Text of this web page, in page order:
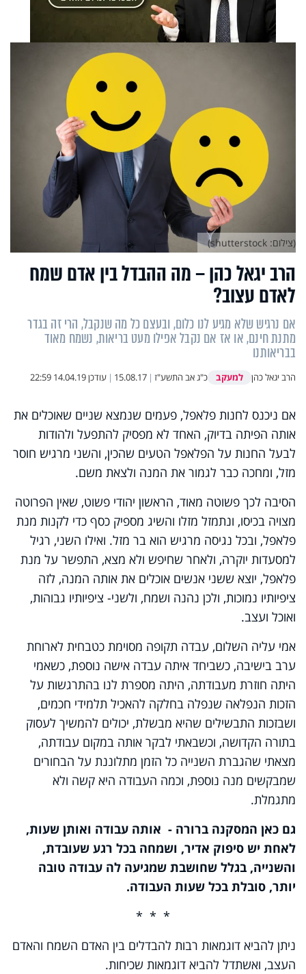
הרב יגאל כהן – מה ההבדל בין אדם שמח
לאדם עצוב?
אם נרגיש שלא מגיע לנו כלום, ובעצם כל מה שנקבל, הרי זה בגדר
מתנת חינם, או אז אם נקבל אפילו מעט בריאות, נשמח מאוד
בבריאותנו
הרב יגאל כהן למעקב כ"ג אב התשע"ז |
15.08.17
| עודכן14.04.19 22:59
(צילום: shutterstock)
אם ניכנס לחנות פלאפל, פעמים שנמצא שניים שאוכלים את
אותה הפיתה בדיוק, האחד לא מפסיק להתפעל ולהודות
לבעל החנות על הפלאפל הטעים שהכין, והשני מרגיש חוסר
מזל, ומחכה כבר לגמור את המנה ולצאת משם.
הסיבה לכך פשוטה מאוד, הראשון יהודי פשוט, שאין הפרוטה
מצויה בכיסו, ונתמזל מזלו והשיג מספיק כסף כדי לקנות מנת
פלאפל, ובכל נגיסה מרגיש הוא בר מזל. ואילו השני, רגיל
למסעדות יוקרה, ולאחר שחיפש ולא מצא, התפשר על מנת
פלאפל, יוצא ששני אנשים אוכלים את אותה המנה, לזה
ציפיותיו נמוכות, ולכן נהנה ושמח, ולשני- ציפיותיו גבוהות,
ואוכל ועצב.
אמי עליה השלום, עבדה תקופה מסוימת כטבחית לארוחת
ערב בישיבה, כשביחד איתה עבדה אישה נוספת, כשאמי
היתה חוזרת מעבודתה, היתה מספרת לנו בהתרגשות על
הזכות הנפלאה שנפלה בחלקה להאכיל תלמידי חכמים,
ושבזכות התבשילים שהיא מבשלת, יכולים להמשיך לעסוק
בתורה הקדושה, וכשבאתי לבקר אותה במקום עבודתה,
מצאתי שהגברת השנייה כל הזמן מתלוננת על הבחורים
שמבקשים מנה נוספת, וכמה העבודה היא קשה ולא
מתגמלת.
גם כאן המסקנה ברורה - אותה עבודה ואותן שעות,
לאחת יש סיפוק אדיר, ושמחה בכל רגע שעובדת,
והשנייה, בגלל שחושבת שמגיעה לה עבודה טובה
יותר, סובלת בכל שעות העבודה.
* * *
ניתן להביא דוגמאות רבות להבדלים בין האדם השמח והאדם
העצב, ואשתדל להביא דוגמאות שכיחות.